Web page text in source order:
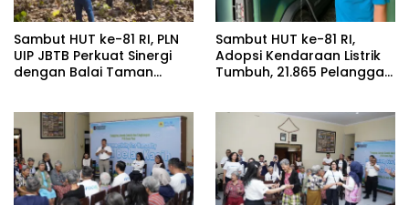
Sambut HUT ke-81 RI, PLN
UIP JBTB Perkuat Sinergi
dengan Balai Taman
SUTET 500 kV Paiton–
Watudodol/Kalipuro
Sambut HUT ke-81 RI,
Adopsi Kendaraan Listrik
Tumbuh, 21.865 Pelanggan
pada Semester I 2026